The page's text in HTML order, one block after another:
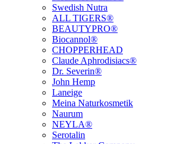
Swedish Nutra
ALL TIGERS®
BEAUTYPRO®
Biocannol®
CHOPPERHEAD
Claude Aphrodisiacs®
Dr. Severin®
John Hemp
Laneige
Meina Naturkosmetik
Naurum
NEYLA®
Serotalin